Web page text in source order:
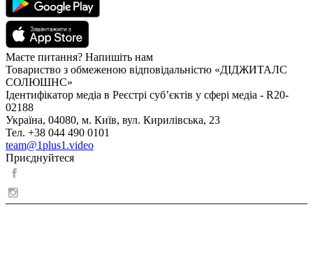
Маєте питання? Напишіть нам
Товариство з обмеженою відповідальністю «ДІДЖИТАЛС
СОЛЮШНС»
Ідентифікатор медіа в Реєстрі суб’єктів у сфері медіа - R20-
02188
Україна, 04080, м. Київ, вул. Кирилівська, 23
Тел. +38 044 490 0101
team@1plus1.video
Приєднуйтеся